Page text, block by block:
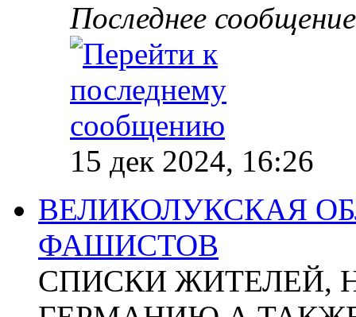
Последнее сообщение
15 дек 2024, 16:26
ВЕЛИКОЛУКСКАЯ
ФАШИСТОВ
СПИСКИ ЖИТЕЛЕЙ,